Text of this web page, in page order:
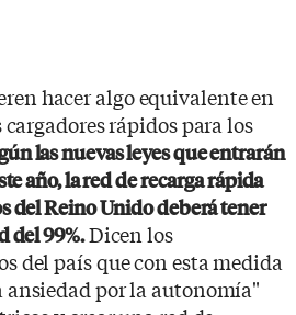
hacer algo equivalente en
rápidos para los
las nuevas leyes que entrarán
año, la red de recarga rápida
del Reino Unido deberá tener
del 99%.Dicen los
del país que con esta medida
ansiedad por la autonomía"